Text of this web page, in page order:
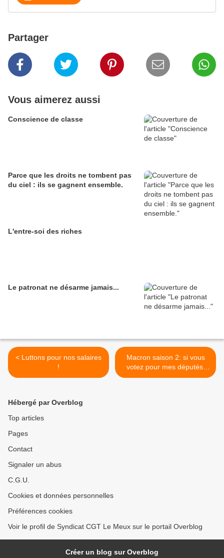
Partager
Vous aimerez aussi
Conscience de classe
Parce que les droits ne tombent pas
du ciel : ils se gagnent ensemble.
L'entre-soi des riches
Le patronat ne désarme jamais...
< Luttons pour nos salaires
!
Macron saison 2: si vous
votez pour mes députés,
demain, promis, on rase
Hébergé par Overblog
Top articles
Pages
Contact
Signaler un abus
C.G.U.
Cookies et données personnelles
Préférences cookies
Voir le profil de Syndicat CGT Le Meux sur le portail Overblog
Créer un blog sur Overblog